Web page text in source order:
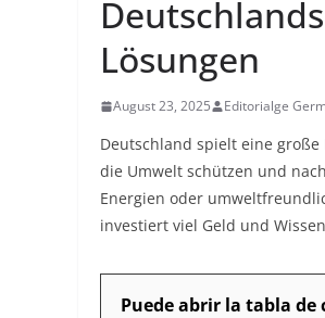
Lösungen
August 23, 2025 Editorialge
Deutschland spielt eine große
die Umwelt schützen und
Energien oder
investiert viel Geld und
Puede abrir la tabla de